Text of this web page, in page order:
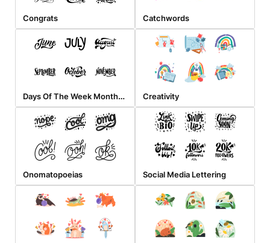
Congrats Catchwords
Days Of The Week Months And Seasons Creativity
Onomatopoeias Social Media Lettering